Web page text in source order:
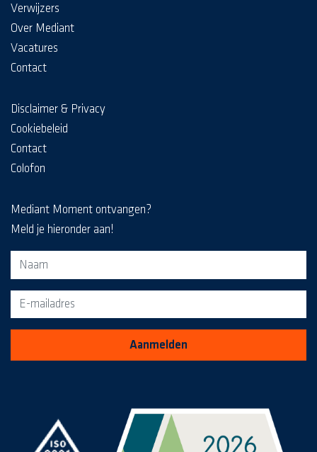
Verwijzers
Over Mediant
Vacatures
Contact
Disclaimer & Privacy
Cookiebeleid
Contact
Colofon
Mediant Moment ontvangen?
Meld je hieronder aan!
Aanmeldformulier voor de MediaKrant
Aanmelden